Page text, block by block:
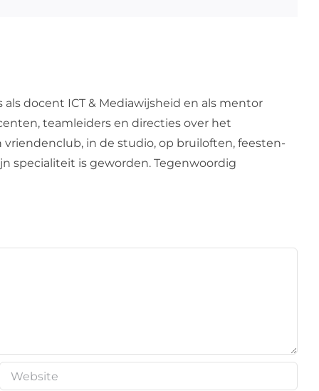
docent ICT & Mediawijsheid en als mentor
teamleiders en directies over het
in de studio, op bruiloften, feesten-
specialiteit is geworden. Tegenwoordig